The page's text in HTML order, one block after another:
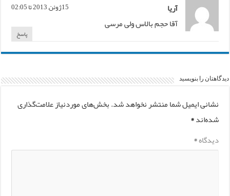
آریا 15ژوئن, 2013 تا 02:05
آقا حجم بالاس ولی مرسی
پاسخ
دیدگاهتان را بنویسید
نشانی ایمیل شما منتشر نخواهد شد.بخش‌های موردنیاز علامت‌گذاری
شده‌اند*
دیدگاه*